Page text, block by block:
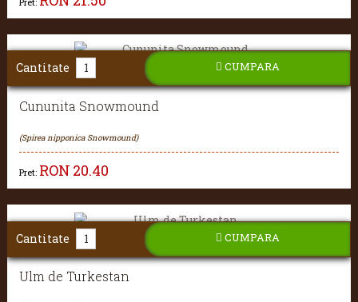
Cununita Snowmound
(Spirea nipponica Snowmound)
Pret: RON 20.40
Cantitate CUMPARA
Ulm de Turkestan
Cantitate CUMPARA